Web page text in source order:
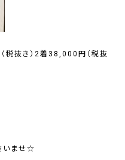
税抜き）2着38,000円（税抜
いませ☆